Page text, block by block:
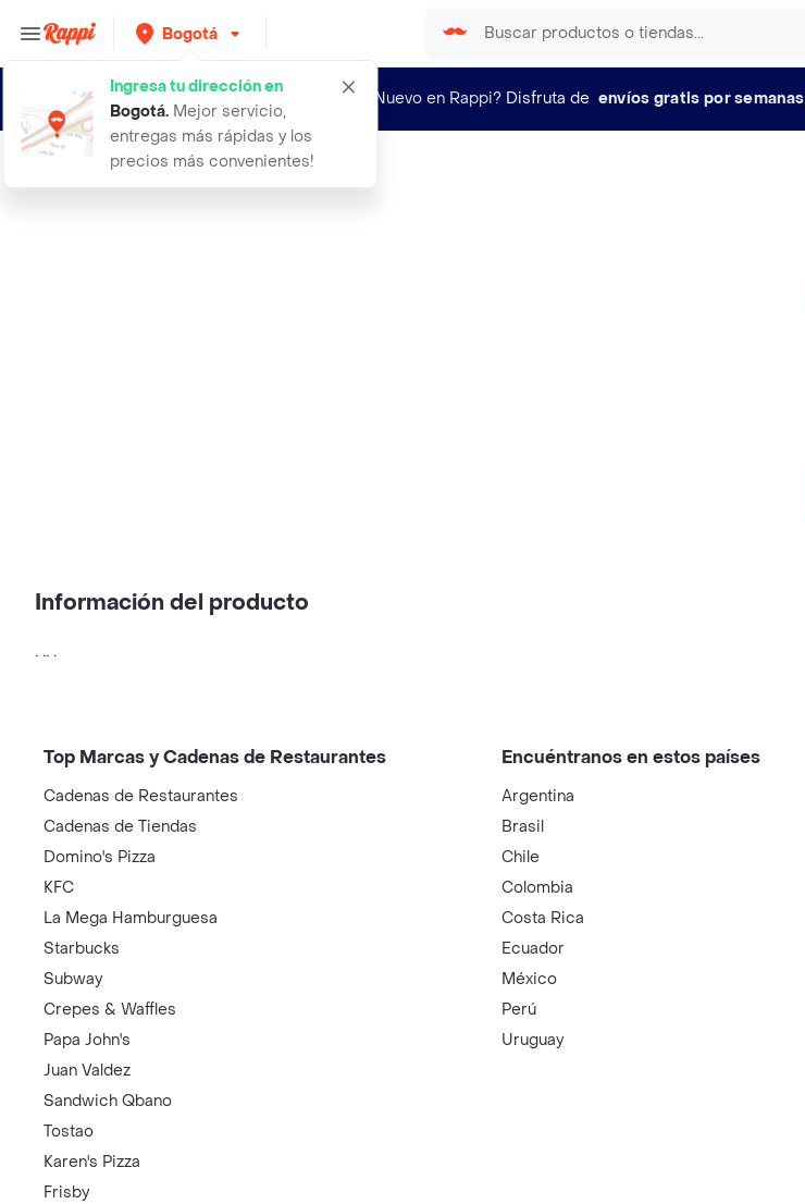
Bogotá
Ingresa tu dirección en
Bogotá. Mejor servicio,
entregas más rápidas y los
precios más convenientes!
¿Nuevo en Rappi? Disfruta de envíos gratis por semanas
aguardiente panchita
Información del producto
. .. .
Top Marcas y Cadenas de Restaurantes
Cadenas de Restaurantes
Cadenas de Tiendas
Domino's Pizza
KFC
La Mega Hamburguesa
Starbucks
Subway
Crepes & Waffles
Papa John's
Juan Valdez
Sandwich Qbano
Tostao
Karen's Pizza
Frisby
Encuéntranos en estos países
Argentina
Brasil
Chile
Colombia
Costa Rica
Ecuador
México
Perú
Uruguay